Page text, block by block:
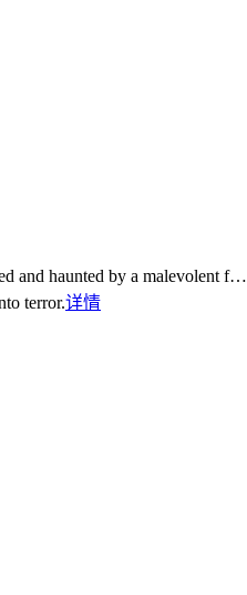
and haunted by a malevolent f…
terror.详情